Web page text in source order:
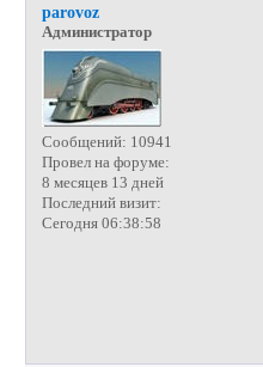
parovoz
Администратор
Сообщений: 10941
Провел на форуме:
8 месяцев 13 дней
Последний визит:
Сегодня 06:38:58